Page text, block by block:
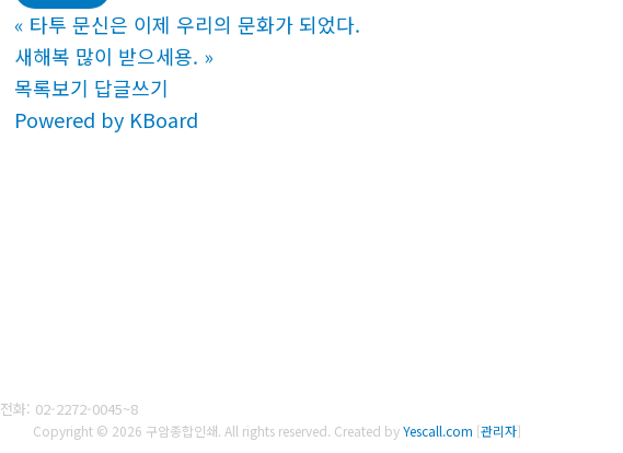
« 타투 문신은 이제 우리의 문화가 되었다.
새해복 많이 받으세용. »
목록보기 답글쓰기
Powered by KBoard
전화: 02-2272-0045~8
Copyright © 2026 구암종합인쇄. All rights reserved. Created byYescall.com [관리자]